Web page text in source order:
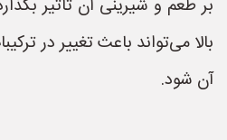
بر طعم و شیرینی آن تأثیر
بالا می‌تواند باعث تغییر در
آن شود.